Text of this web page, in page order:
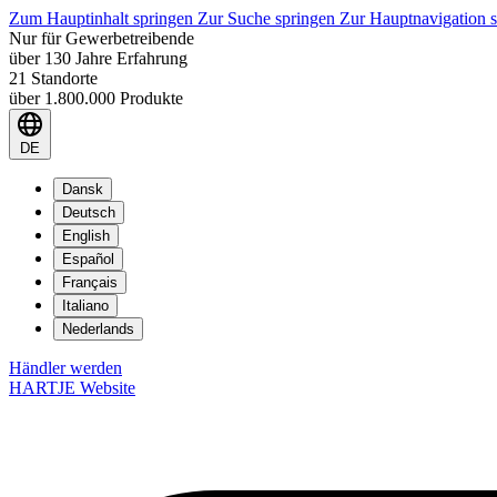
Zum Hauptinhalt springen Zur Suche springen Zur Hauptnavigation
Nur für Gewerbetreibende
über 130 Jahre Erfahrung
21 Standorte
über 1.800.000 Produkte
DE
Dansk
Deutsch
English
Español
Français
Italiano
Nederlands
Händler werden
HARTJE Website